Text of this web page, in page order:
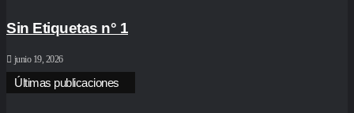
Sin Etiquetas n° 1
junio 19, 2026
Últimas publicaciones